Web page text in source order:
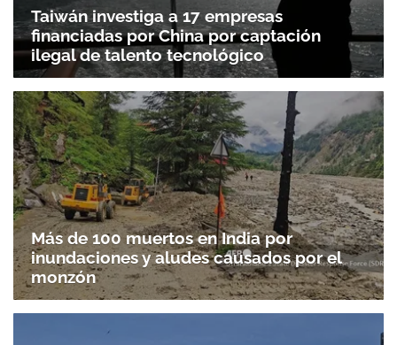
Taiwán investiga a 17 empresas
financiadas por China por captación
ilegal de talento tecnológico
Más de 100 muertos en India por
inundaciones y aludes causados por el
monzón